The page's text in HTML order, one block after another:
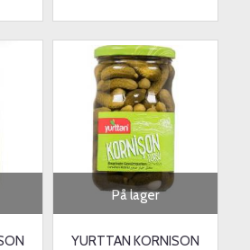
På lager
YURTTAN KORNISON